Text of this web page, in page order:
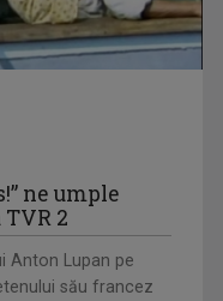
de emisiuni
ne umple
2
Anton Lupan pe
său francez